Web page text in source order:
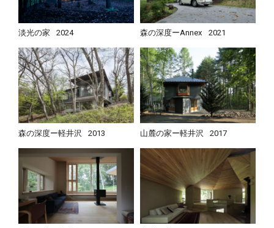
淡光の家 2024 森の深度ーAnnex 2021
森の深度ー軽井沢 2013 山麓の家ー軽井沢 2017